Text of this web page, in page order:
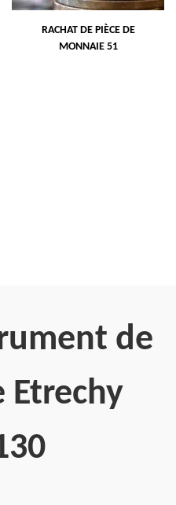
RACHAT DE PIÈCE DE
MONNAIE 51
de
Etrechy